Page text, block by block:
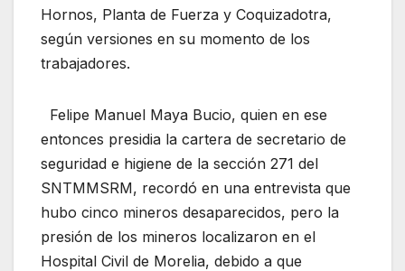
Hornos, Planta de Fuerza y Coquizadotra,
según versiones en su momento de los
trabajadores.
Felipe Manuel Maya Bucio, quien en ese
entonces presidia la cartera de secretario de
seguridad e higiene de la sección 271 del
SNTMMSRM, recordó en una entrevista que
hubo cinco mineros desaparecidos, pero la
presión de los mineros localizaron en el
Hospital Civil de Morelia, debido a que